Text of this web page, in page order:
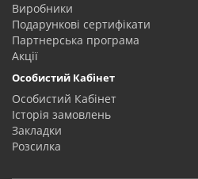
Виробники
Подарункові сертифікати
Партнерська програма
Акції
Особистий Кабінет
Особистий Кабінет
Історія замовлень
Закладки
Розсилка